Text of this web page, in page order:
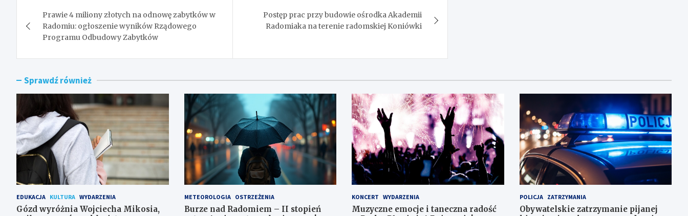
wpisu
Prawie 4 miliony złotych na odnowę zabytków w
Radomiu: ogłoszenie wyników Rządowego
Programu Odbudowy Zabytków
Postęp prac przy budowie ośrodka Akademii
Radomiaka na terenie radomskiej Koniówki
Sprawdź również
EDUKACJA KULTURA WYDARZENIA
Gózd wyróżnia Wojciecha Mikosia,
METEOROLOGIA OSTRZEŻENIA
Burze nad Radomiem – II stopień
KONCERT WYDARZENIA
Muzyczne emocje i taneczna radość
POLICJA ZATRZYMANIA
Obywatelskie zatrzymanie pijanej